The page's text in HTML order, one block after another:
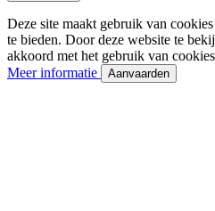
Deze site maakt gebruik van
te bieden. Door deze website te
akkoord met het gebruik van
Meer informatie
Aanvaarden